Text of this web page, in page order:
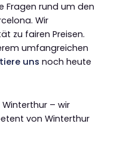
Fragen rund um den
Wir
zu fairen Preisen.
umfangreichen
uns noch heute
– wir
von Winterthur